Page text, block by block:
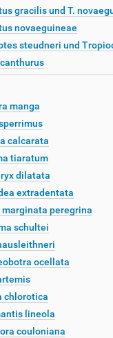
gracilis und T.
novaeguineae
steudneri und
manga
calcarata
tiaratum
dilatata
extradentata
marginata peregrina
schultei
ocellata
chlorotica
lineola
couloniana